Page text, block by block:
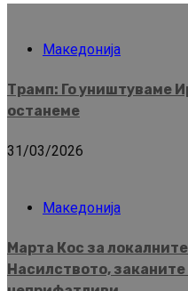
Македонија
Трамп: Го уништуваме
останеме
31/03/2026
Македонија
Марта Кос за
Насилството,